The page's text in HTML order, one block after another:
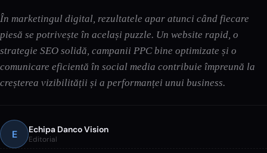
În marketingul digital, rezultatele apar atunci când fiecare
piesă se potrivește în același puzzle. Un website rapid, o
strategie SEO solidă, campanii PPC bine optimizate și o
comunicare eficientă în social media contribuie împreună la
creșterea vizibilității și a performanței unui business.
E Echipa Danco Vision
Editorial